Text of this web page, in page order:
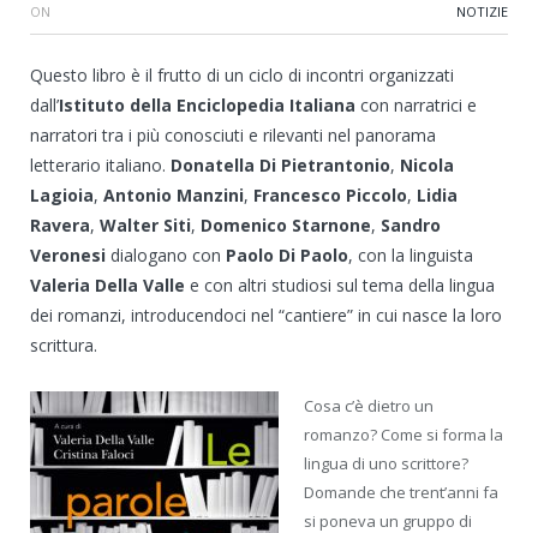
ON NOTIZIE
Questo libro è il frutto di un ciclo di incontri organizzati
dall’Istituto della Enciclopedia Italiana con narratrici e
narratori tra i più conosciuti e rilevanti nel panorama
letterario italiano. Donatella Di Pietrantonio, Nicola
Lagioia, Antonio Manzini, Francesco Piccolo, Lidia
Ravera, Walter Siti, Domenico Starnone, Sandro
Veronesi dialogano con Paolo Di Paolo, con la linguista
Valeria Della Valle e con altri studiosi sul tema della lingua
dei romanzi, introducendoci nel “cantiere” in cui nasce la loro
scrittura.
Cosa c’è dietro un
romanzo? Come si forma la
lingua di uno scrittore?
Domande che trent’anni fa
si poneva un gruppo di